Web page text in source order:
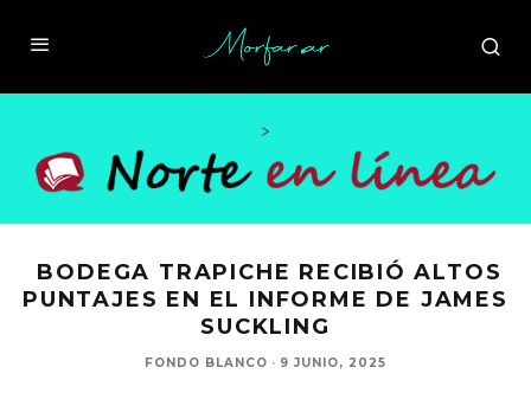
>
BODEGA TRAPICHE RECIBIÓ ALTOS
PUNTAJES EN EL INFORME DE JAMES
SUCKLING
FONDO BLANCO · 9 JUNIO, 2025